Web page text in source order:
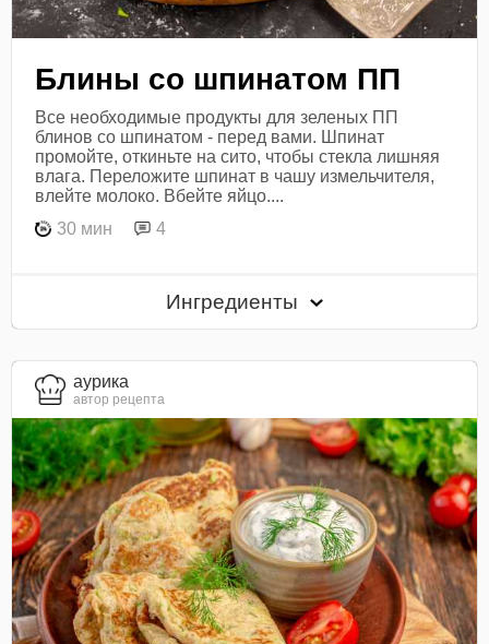
Блины со шпинатом ПП
Все необходимые продукты для зеленых ПП
блинов со шпинатом - перед вами. Шпинат
промойте, откиньте на сито, чтобы стекла лишняя
влага. Переложите шпинат в чашу измельчителя,
влейте молоко. Вбейте яйцо....
30 мин
4
Ингредиенты
aурика
автор рецепта